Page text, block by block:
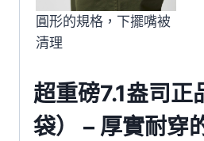
圓形的規格，下擺嘴被
清理
超重磅7.1盎司正
袋） – 厚實耐穿